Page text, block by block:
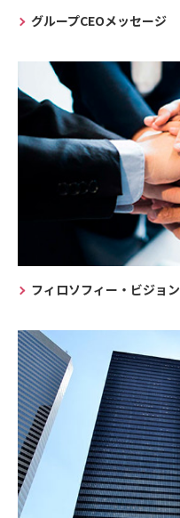
グループCEOメッセージ
フィロソフィー・ビジョン